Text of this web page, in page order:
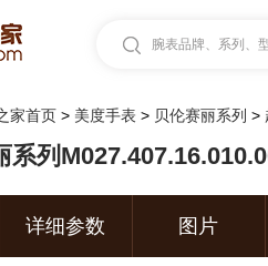
腕表品牌、系列、
家首页 > 美度手表 > 贝伦赛丽系列 >
系列
详细参数 图片